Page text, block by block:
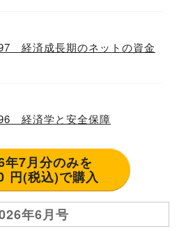
経済成長期のネットの資金
経済学と安全保障
年7月分のみを
￥660 円(税込)で購入
年6月号